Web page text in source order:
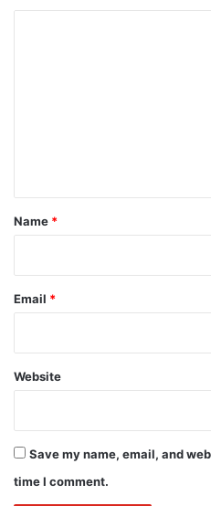
*
Name *
Email *
Website
Save my name, email, and
time I comment.